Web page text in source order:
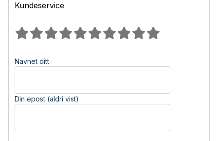
Kundeservice
Navnet ditt
Din epost (aldri vist)